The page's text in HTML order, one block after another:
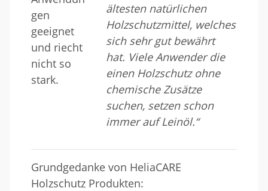
ältesten natürlichen
Holzschutzmittel, welches
sich sehr gut bewährt
hat. Viele Anwender die
einen Holzschutz ohne
chemische Zusätze
suchen, setzen schon
immer auf Leinöl.“
Grundgedanke von HeliaCARE
Holzschutz Produkten: